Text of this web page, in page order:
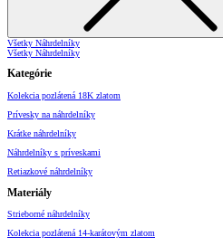
Všetky Náhrdelníky
Všetky Náhrdelníky
Kategórie
Kolekcia pozlátená 18K zlatom
Prívesky na náhrdelníky
Krátke náhrdelníky
Náhrdelníky s príveskami
Retiazkové náhrdelníky
Materiály
Strieborné náhrdelníky
Kolekcia pozlátená 14-karátovým zlatom